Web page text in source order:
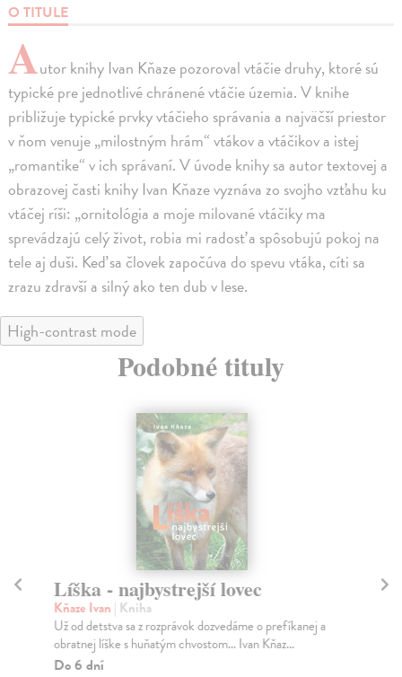
O TITULE
Autor knihy Ivan Kňaze pozoroval vtáčie druhy, ktoré sú
typické pre jednotlivé chránené vtáčie územia. V knihe
približuje typické prvky vtáčieho správania a najväčší priestor
v ňom venuje „milostným hrám“ vtákov a vtáčikov a istej
„romantike“ v ich správaní. V úvode knihy sa autor textovej a
obrazovej časti knihy Ivan Kňaze vyznáva zo svojho vzťahu ku
vtáčej ríši: „ornitológia a moje milované vtáčiky ma
sprevádzajú celý život, robia mi radosť a spôsobujú pokoj na
tele aj duši. Keď sa človek započúva do spevu vtáka, cíti sa
zrazu zdravší a silný ako ten dub v lese.
High-contrast mode
Podobné tituly
Líška - najbystrejší lovec
Kňaze Ivan | Kniha
Už od detstva sa z rozprávok dozvedáme o prefíkanej a
obratnej líške s huňatým chvostom... Ivan Kňaz...
Do 6 dní